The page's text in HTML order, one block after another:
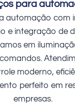
para
automação com
e integração de
em
moderno,
perfeito em
empresas.